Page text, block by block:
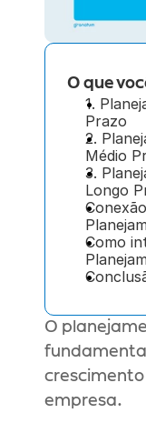
O que
1.
Prazo
2.
Médio
3.
Longo
Como
O
empresa.